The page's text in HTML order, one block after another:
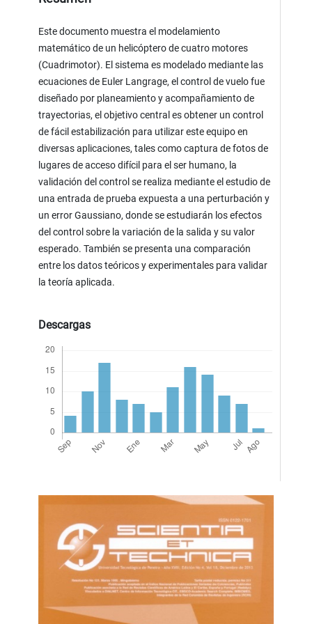
Este documento muestra el modelamiento
matemático de un helicóptero de cuatro motores
(Cuadrimotor). El sistema es modelado mediante las
ecuaciones de Euler Langrage, el control de vuelo fue
diseñado por planeamiento y acompañamiento de
trayectorias, el objetivo central es obtener un control
de fácil estabilización para utilizar este equipo en
diversas aplicaciones, tales como captura de fotos de
lugares de acceso difícil para el ser humano, la
validación del control se realiza mediante el estudio de
una entrada de prueba expuesta a una perturbación y
un error Gaussiano, donde se estudiarán los efectos
del control sobre la variación de la salida y su valor
esperado. También se presenta una comparación
entre los datos teóricos y experimentales para validar
la teoría aplicada.
Descargas